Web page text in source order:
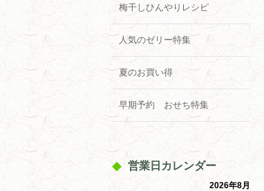
梅干しひんやりレシピ
人気のゼリー特集
夏のお買い得
早期予約 おせち特集
営業日カレンダー
2026年8月